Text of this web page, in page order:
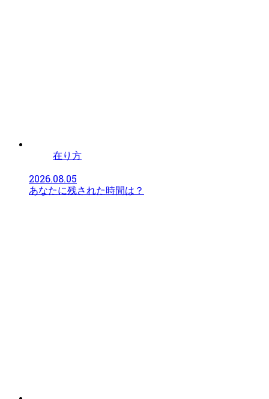
在り方
2026.08.05
あなたに残された時間は？